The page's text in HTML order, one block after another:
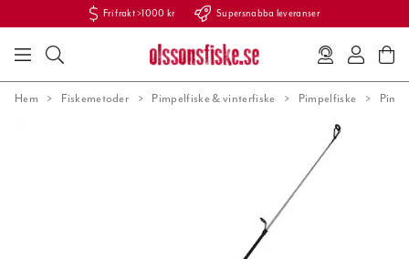
Fri frakt >1000 kr Supersnabba leveranser
Hem Fiskemetoder Pimpelfiske & vinterfiske Pimpelfiske